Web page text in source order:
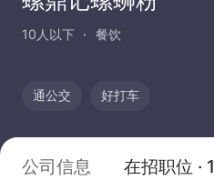
10人以下 餐饮
通公交 好打车
公司信息 在招职位 · 1